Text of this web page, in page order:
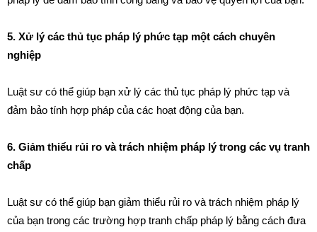
5. Xử lý các thủ tục pháp lý phức tạp một cách chuyên
nghiệp
Luật sư có thể giúp bạn xử lý các thủ tục pháp lý phức tạp và
đảm bảo tính hợp pháp của các hoạt động của bạn.
6. Giảm thiểu rủi ro và trách nhiệm pháp lý trong các vụ tranh
chấp
Luật sư có thể giúp bạn giảm thiểu rủi ro và trách nhiệm pháp lý
của bạn trong các trường hợp tranh chấp pháp lý bằng cách đưa